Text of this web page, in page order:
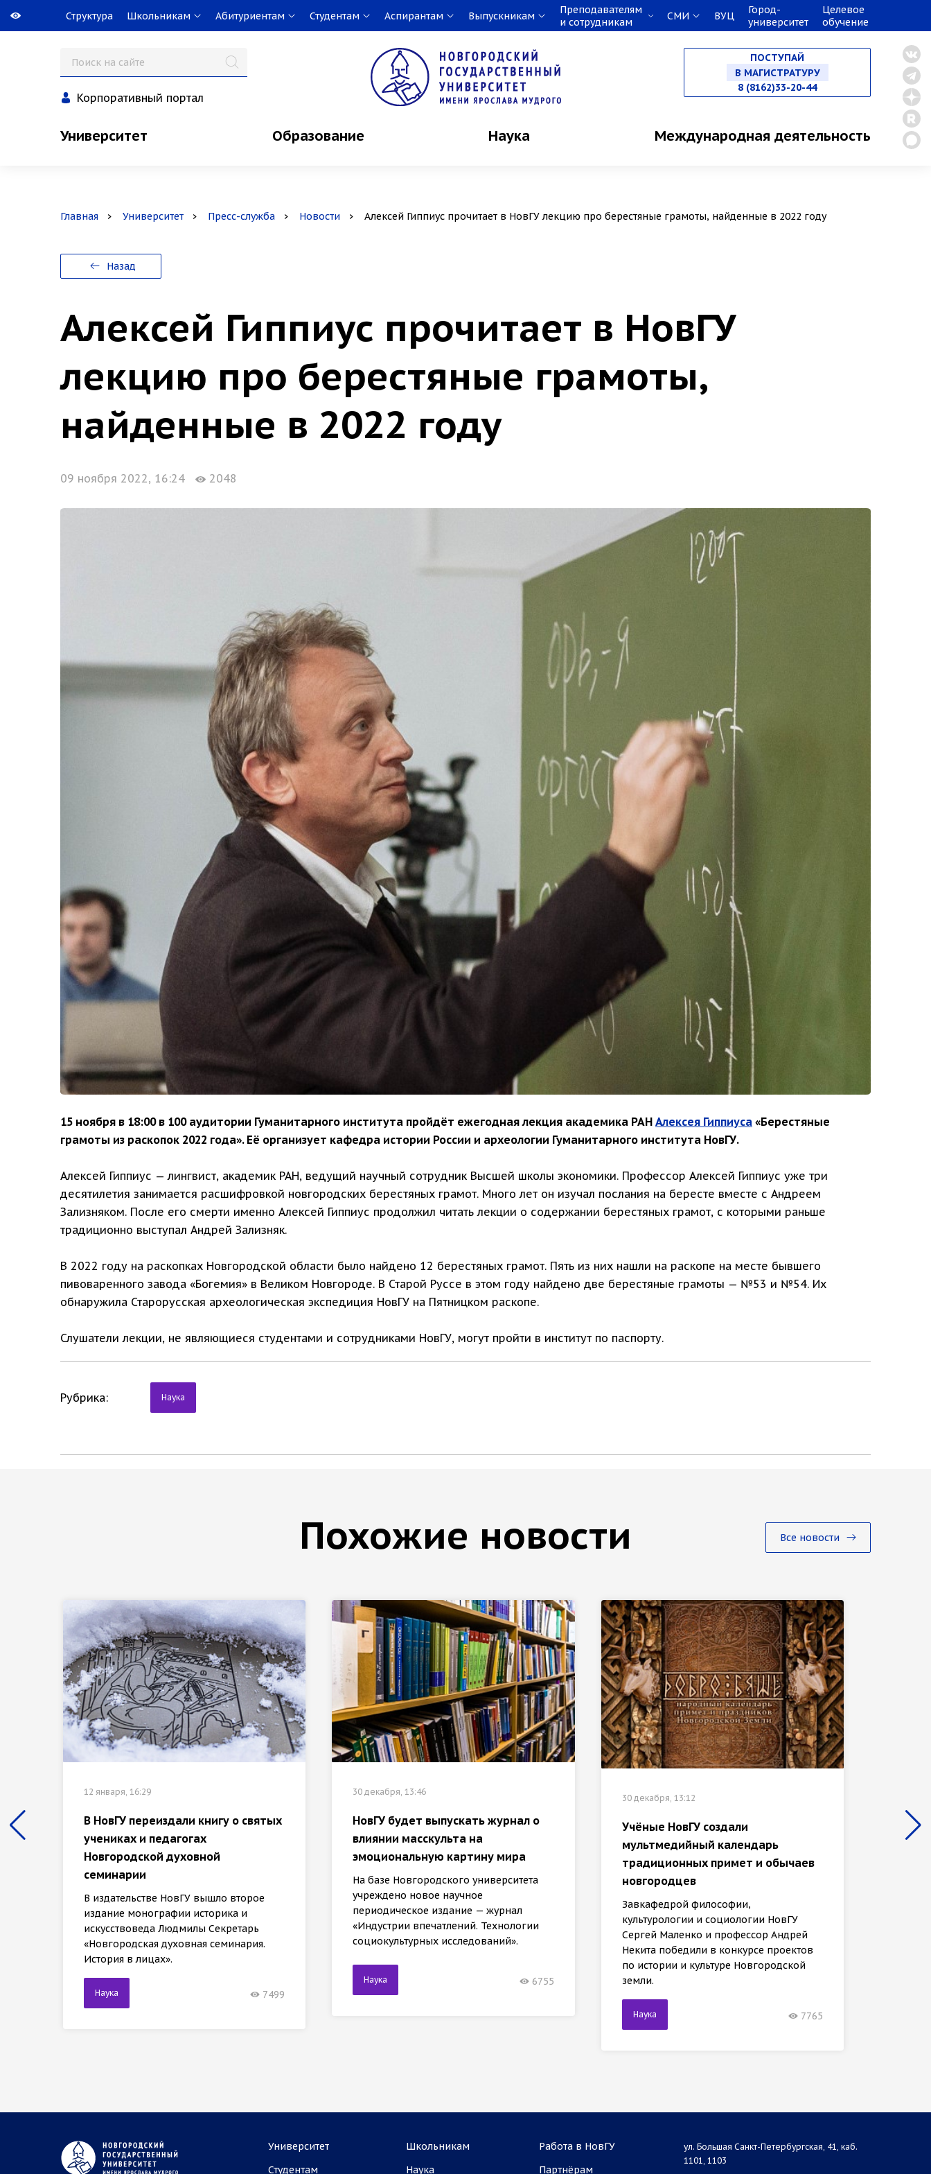
Структура Школьникам Абитуриентам Студентам Аспирантам Выпускникам
Преподавателям
и сотрудникам
СМИ ВУЦ
Город-
университет
Целевое
обучение
Корпоративный портал
ПОСТУПАЙ
НА СПЕЦИАЛИТЕТ
В МАГИСТРАТУРУ
8 (8162)33-20-44
Университет Образование Наука Международная деятельность
Главная Университет Пресс-служба Новости Алексей Гиппиус прочитает в НовГУ лекцию про берестяные грамоты, найденные в 2022 году
Назад
Алексей Гиппиус прочитает в НовГУ
лекцию про берестяные грамоты,
найденные в 2022 году
09 ноября 2022, 16:24 2048
15 ноября в 18:00 в 100 аудитории Гуманитарного института пройдёт ежегодная лекция академика РАН Алексея Гиппиуса «Берестяные
грамоты из раскопок 2022 года». Её организует кафедра истории России и археологии Гуманитарного института НовГУ.
Алексей Гиппиус — лингвист, академик РАН, ведущий научный сотрудник Высшей школы экономики. Профессор Алексей Гиппиус уже три
десятилетия занимается расшифровкой новгородских берестяных грамот. Много лет он изучал послания на бересте вместе с Андреем
Зализняком. После его смерти именно Алексей Гиппиус продолжил читать лекции о содержании берестяных грамот, с которыми раньше
традиционно выступал Андрей Зализняк.
В 2022 году на раскопках Новгородской области было найдено 12 берестяных грамот. Пять из них нашли на раскопе на месте бывшего
пивоваренного завода «Богемия» в Великом Новгороде. В Старой Руссе в этом году найдено две берестяные грамоты — №53 и №54. Их
обнаружила Старорусская археологическая экспедиция НовГУ на Пятницком раскопе.
Слушатели лекции, не являющиеся студентами и сотрудниками НовГУ, могут пройти в институт по паспорту.
Рубрика: Наука
Похожие новости Все новости
12 января, 16:29
В НовГУ переиздали книгу о святых
учениках и педагогах
Новгородской духовной
семинарии
В издательстве НовГУ вышло второе
издание монографии историка и
искусствоведа Людмилы Секретарь
«Новгородская духовная семинария.
История в лицах».
Наука 7499
30 декабря, 13:46
НовГУ будет выпускать журнал о
влиянии масскульта на
эмоциональную картину мира
На базе Новгородского университета
учреждено новое научное
периодическое издание — журнал
«Индустрии впечатлений. Технологии
социокультурных исследований».
Наука 6755
30 декабря, 13:12
Учёные НовГУ создали
мультмедийный календарь
традиционных примет и обычаев
новгородцев
Завкафедрой философии,
культурологии и социологии НовГУ
Сергей Маленко и профессор Андрей
Некита победили в конкурсе проектов
по истории и культуре Новгородской
земли.
Наука 7765
Университет
Студентам
Школьникам
Наука
Работа в НовГУ
Партнёрам
ул. Большая Санкт-Петербургская, 41, каб.
1101, 1103